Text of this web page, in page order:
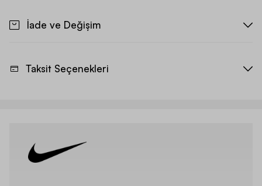
İade ve Değişim
Taksit Seçenekleri